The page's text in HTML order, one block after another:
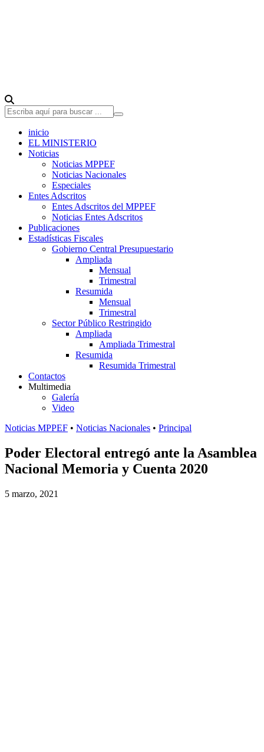
inicio
EL MINISTERIO
Noticias
Noticias MPPEF
Noticias Nacionales
Especiales
Entes Adscritos
Entes Adscritos del MPPEF
Noticias Entes Adscritos
Publicaciones
Estadísticas Fiscales
Gobierno Central Presupuestario
Ampliada
Mensual
Trimestral
Resumida
Mensual
Trimestral
Sector Público Restringido
Ampliada
Ampliada Trimestral
Resumida
Resumida Trimestral
Contactos
Multimedia
Galería
Video
Noticias MPPEF • Noticias Nacionales • Principal
Poder Electoral entregó ante la Asamblea
Nacional Memoria y Cuenta 2020
5 marzo, 2021